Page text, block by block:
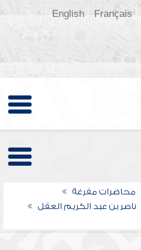
Français
English
محاضرات مفرغة
ناصر بن عبد الكريم العقل